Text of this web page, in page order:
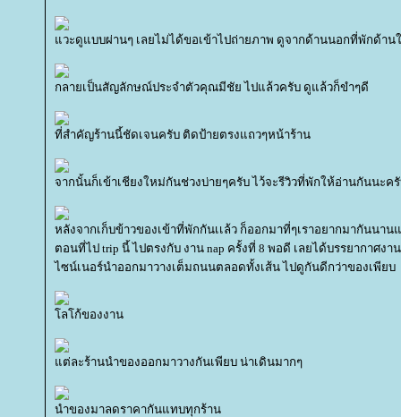
วะดูแบบผ่านๆ เลยไม่ได้ขอเข้าไปถ่ายภาพ ดูจากด้านนอกที่พักด้าน
กลายเป็นสัญลักษณ์ประจำตัวคุณมีชัย ไปแล้วครับ ดูแล้วก็ขำๆดี
ที่สำคัญร้านนี้ชัดเจนครับ ติดป้ายตรงแถวๆหน้าร้าน
จากนั้นก็เข้าเชียงใหม่กันช่วงบ่ายๆครับ ไว้จะรีวิวที่พักให้อ่านกันนะค
หลังจากเก็บข้าวของเข้าที่พักกันเเล้ว ก็ออกมาที่ๆเราอยากมากันนา
ตอนที่ไป trip นี้ ไปตรงกับ งาน nap ครั้งที่ 8 พอดี เลยได้บรรยากาศง
ไซน์เนอร์นำออกมาวางเต็มถนนตลอดทั้งเส้น ไปดูกันดีกว่าของเพียบ
ลโก้ของงาน
ต่ละร้านนำของออกมาวางกันเพียบ น่าเดินมากๆ
นำของมาลดราคากันแทบทุกร้าน